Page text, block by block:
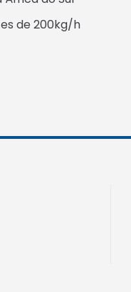
de 200kg/h